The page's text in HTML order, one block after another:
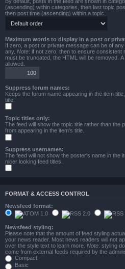
(ascending) within categories, then last topic
then post time (ascending) within a topic.
Maximum words to display in a post or
If zero, a post or private message can be of
any. Note: if not zero, then to ensure
must be truncated, the HTML will be removed.
allowed.
Suppress forum names:
Keeps the forum name appearing in the item
title.
Topic titles only:
The feed will show the topic title rather than the
from appearing in the item's title.
Suppress usernames:
The feed will not show the poster's name in the
nicer looking feed titles.
FORMAT & ACCESS CONTROL
Newsfeed format:
Newsfeed styling:
Please note that the amount of feed styling
your news reader. Most news readers will not
over the style text to learn more. Note: styling
come from external feeds required by the
Compact
Basic